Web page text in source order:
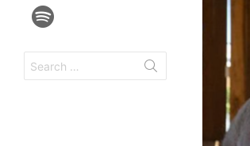
for: